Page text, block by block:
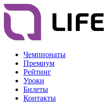
Чемпионаты
Премиум
Рейтинг
Уроки
Билеты
Контакты